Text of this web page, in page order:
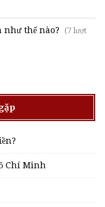
như thế nào? (7 lượt
Chí Minh